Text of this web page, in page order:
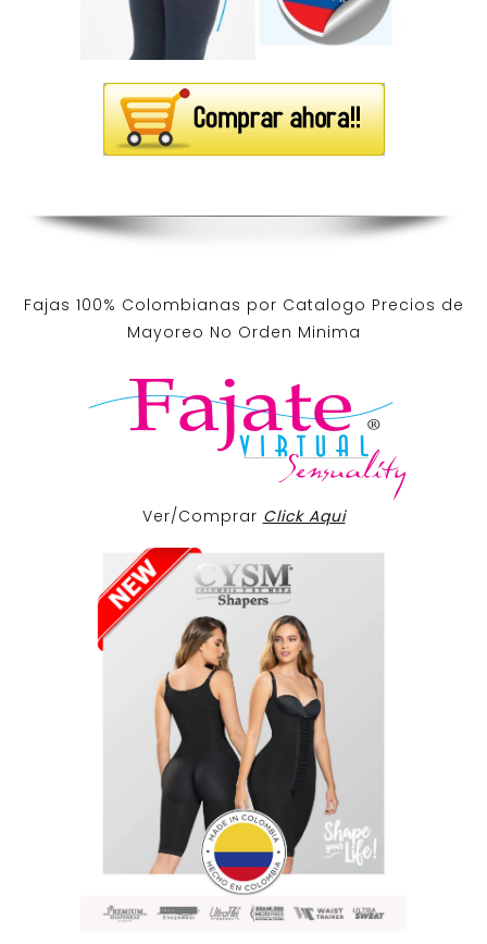
Fajas 100% Colombianas por Catalogo Precios de
Mayoreo No Orden Minima
Ver/Comprar Click Aqui